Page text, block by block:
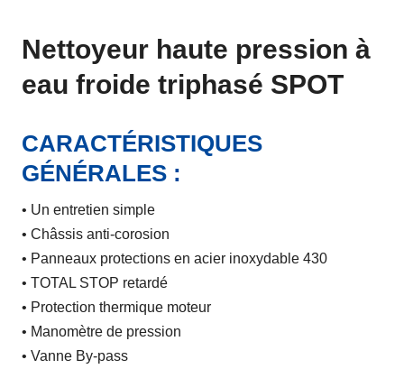
Nettoyeur haute pression à
eau froide triphasé SPOT
CARACTÉRISTIQUES
GÉNÉRALES :
• Un entretien simple
• Châssis anti-corosion
• Panneaux protections en acier inoxydable 430
• TOTAL STOP retardé
• Protection thermique moteur
• Manomètre de pression
• Vanne By-pass